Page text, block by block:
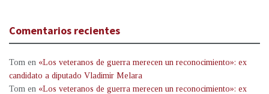
Comentarios recientes
Tom en «Los veteranos de guerra merecen un reconocimiento»: ex
candidato a diputado Vladimir Melara
Tom en «Los veteranos de guerra merecen un reconocimiento»: ex